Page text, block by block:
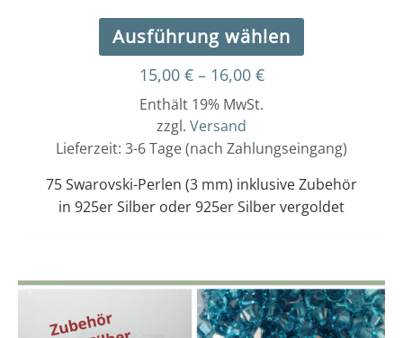
Ausführung wählen
15,00 € – 16,00 €
Enthält 19% MwSt.
zzgl. Versand
Lieferzeit: 3-6 Tage (nach Zahlungseingang)
75 Swarovski-Perlen (3 mm) inklusive Zubehör
in 925er Silber oder 925er Silber vergoldet
Dieses
Produkt
Preisspanne:
15,00 €
bis